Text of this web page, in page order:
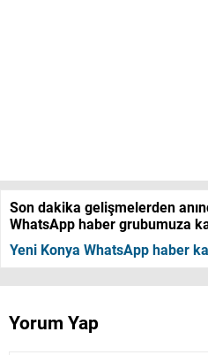
Son dakika gelişmelerden
WhatsApp haber grubumuza
Yeni Konya WhatsApp haber
Yorum Yap